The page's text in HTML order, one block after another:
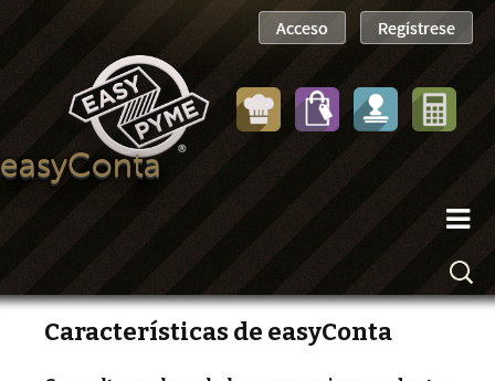
easyConta
Características de easyConta